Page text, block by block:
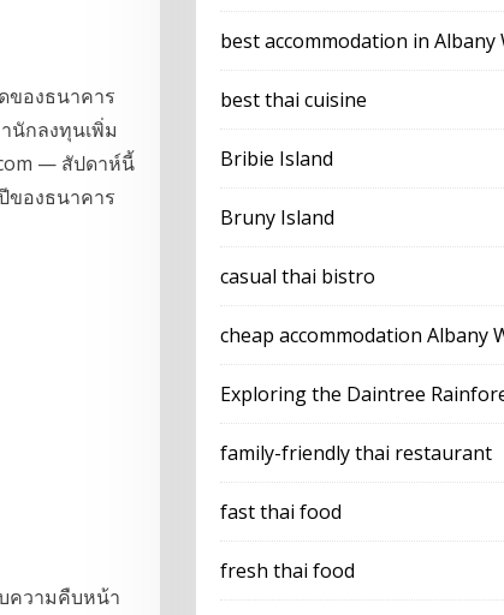
ของธนาคาร
นักลงทุนเพิ่ม
— สัปดาห์นี้
ของธนาคาร
ความคืบหน้า
best accommodation in Albany
best thai cuisine
Bribie Island
Bruny Island
casual thai bistro
cheap accommodation Albany
Exploring the Daintree
family-friendly thai restaurant
fast thai food
fresh thai food